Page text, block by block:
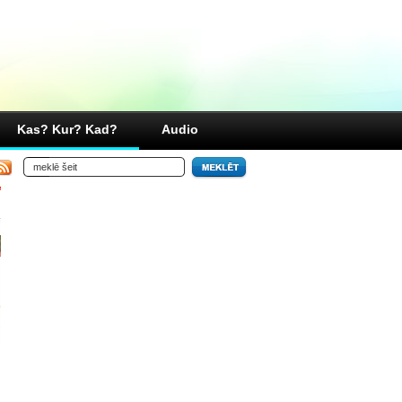
Kas? Kur? Kad? Audio